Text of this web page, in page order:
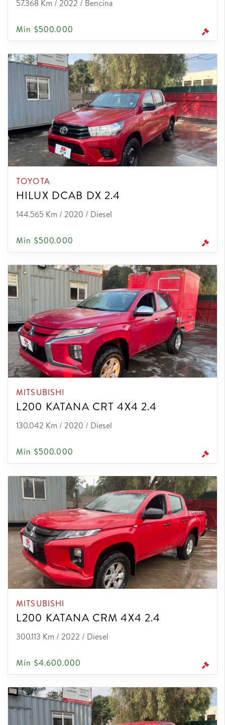
57.368 Km / 2022 / Bencina
Mín $500.000
TOYOTA
HILUX DCAB DX 2.4
144.565 Km / 2020 / Diesel
Mín $500.000
MITSUBISHI
L200 KATANA CRT 4X4 2.4
130.042 Km / 2020 / Diesel
Mín $500.000
MITSUBISHI
L200 KATANA CRM 4X4 2.4
300.113 Km / 2022 / Diesel
Mín $4.600.000